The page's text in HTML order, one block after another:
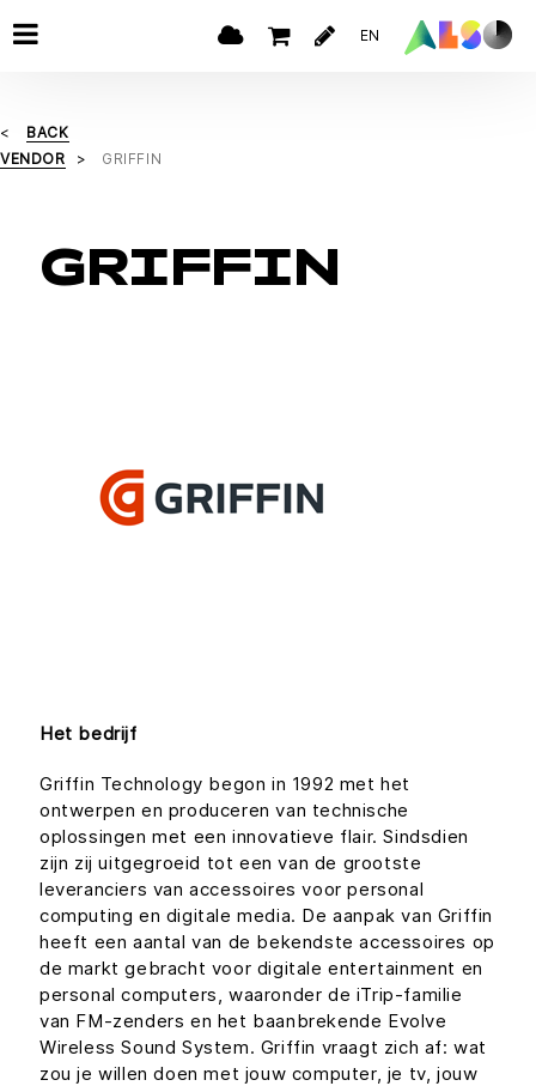
EN
BACK
VENDOR
GRIFFIN
GRIFFIN
Het bedrijf
Griffin Technology begon in 1992 met het
ontwerpen en produceren van technische
oplossingen met een innovatieve flair. Sindsdien
zijn zij uitgegroeid tot een van de grootste
leveranciers van accessoires voor personal
computing en digitale media. De aanpak van Griffin
heeft een aantal van de bekendste accessoires op
de markt gebracht voor digitale entertainment en
personal computers, waaronder de iTrip-familie
van FM-zenders en het baanbrekende Evolve
Wireless Sound System. Griffin vraagt zich af: wat
zou je willen doen met jouw computer, je tv, jouw